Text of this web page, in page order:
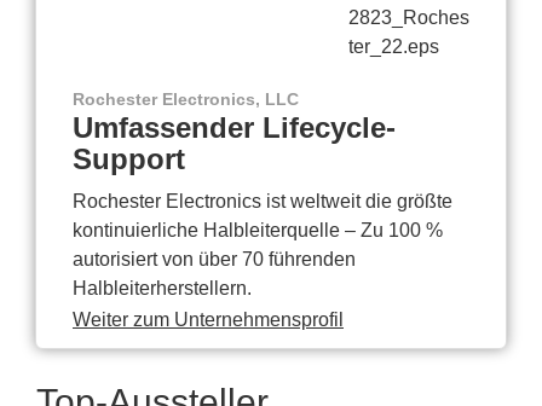
Rochester Electronics, LLC
Umfassender Lifecycle-
Support
Rochester Electronics ist weltweit die größte
kontinuierliche Halbleiterquelle – Zu 100 %
autorisiert von über 70 führenden
Halbleiterherstellern.
Weiter zum Unternehmensprofil